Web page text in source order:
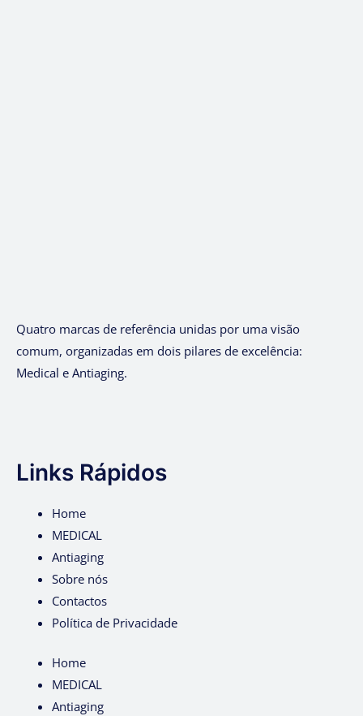
Quatro marcas de referência unidas por uma visão
comum, organizadas em dois pilares de excelência:
Medical e Antiaging.
Links Rápidos
Home
MEDICAL
Antiaging
Sobre nós
Contactos
Política de Privacidade
Home
MEDICAL
Antiaging